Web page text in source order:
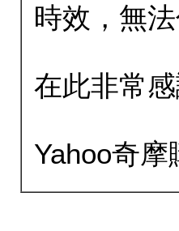
時效，無法
在此非常
Yahoo奇